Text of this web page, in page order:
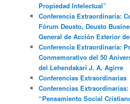
Propiedad Intelectual”
Conferencia Extraordinaria:
Fórum Deusto, Deusto
General de Acción Exterior
Conferencia Extraordinaria:
Conmemorativo del 50
del Lehendakari J. A. Agirre
Conferencias Extraordinarias
Conferencias
“Pensamiento Social